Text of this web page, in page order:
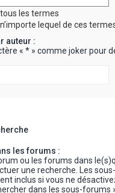
les termes
lequel de ces
auteur :
« * » comme joker pour
les forums :
ou les forums dans
une recherche. Les
inclus si vous ne
dans les sous-forums